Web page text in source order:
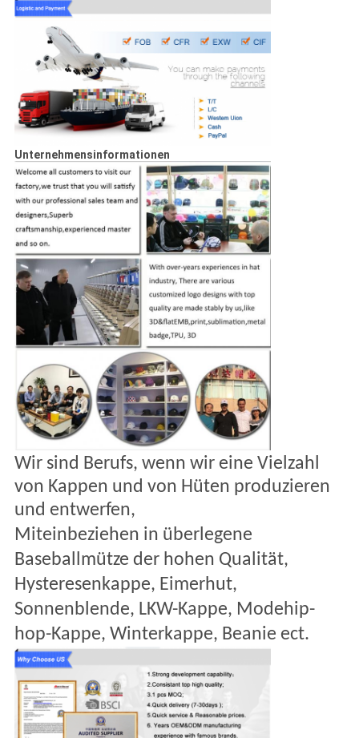
Unternehmensinformationen
Wir sind Berufs, wenn wir eine Vielzahl
von Kappen und von Hüten produzieren
und entwerfen,
Miteinbeziehen in überlegene
Baseballmütze der hohen Qualität,
Hysteresenkappe, Eimerhut,
Sonnenblende, LKW-Kappe, Modehip-
hop-Kappe, Winterkappe, Beanie ect.